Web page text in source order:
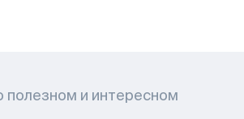
полезном и интересном